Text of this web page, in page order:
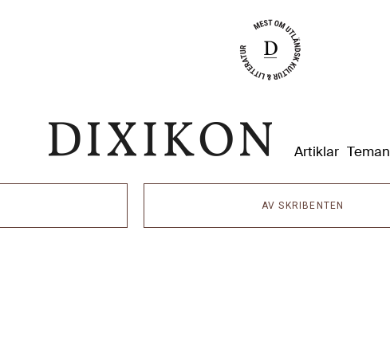
Artiklar Teman
AV SKRIBENTEN